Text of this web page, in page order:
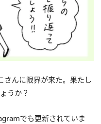
さんに限界が来た。果たし
うか？
でも更新されていま